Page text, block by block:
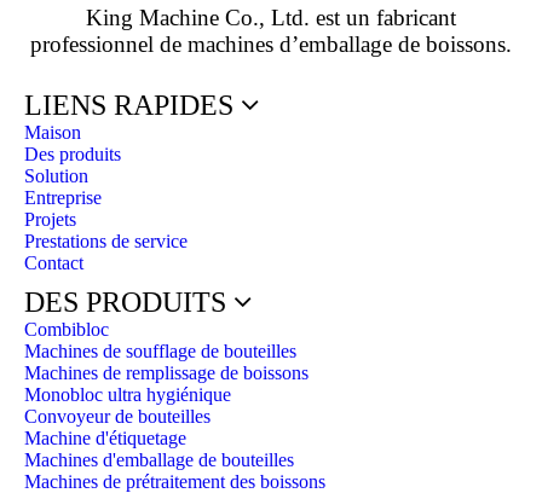
King Machine Co., Ltd. est un fabricant
professionnel de machines d’emballage de boissons.
LIENS RAPIDES
Maison
Des produits
Solution
Entreprise
Projets
Prestations de service
Contact
DES PRODUITS
Combibloc
Machines de soufflage de bouteilles
Machines de remplissage de boissons
Monobloc ultra hygiénique
Convoyeur de bouteilles
Machine d'étiquetage
Machines d'emballage de bouteilles
Machines de prétraitement des boissons